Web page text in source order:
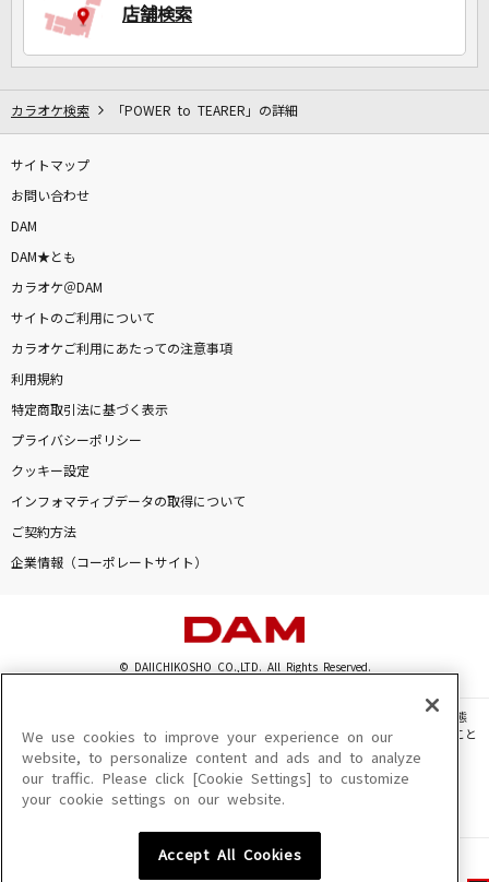
店舗検索
カラオケ検索 「POWER to TEARER」の詳細
サイトマップ
お問い合わせ
DAM
DAM★とも
カラオケ＠DAM
サイトのご利用について
カラオケご利用にあたっての注意事項
利用規約
特定商取引法に基づく表示
プライバシーポリシー
クッキー設定
インフォマティブデータの取得について
ご契約方法
企業情報（コーポレートサイト）
© DAIICHIKOSHO CO.,LTD. All Rights Reserved.
このサイトに掲載されている一切の文章・画像・写真・動画・音声等を、手段や形態
を問わず、著作権法の定める範囲を超えて無断で複製、転載、ファイル化などすること
を禁じます。
楽曲及びコンテンツは、機種によりご利用いただけない場合があります。
楽曲及びコンテンツの配信日、配信内容が変更になる場合があります。
We use cookies to improve your experience on our
website, to personalize content and ads and to analyze
our traffic. Please click [Cookie Settings] to customize
your cookie settings on our website.
Accept All Cookies